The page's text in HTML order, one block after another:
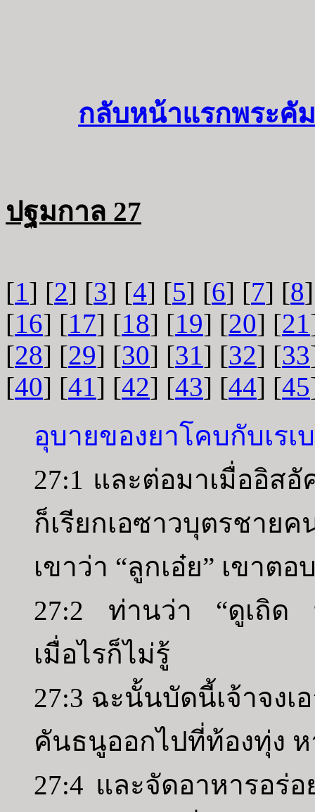
กลับหน้าแรกพระคั
ปฐมกาล 27
[1] [2] [3] [4] [5] [6] [7] [8
[16] [17] [18] [19] [20] [21
[28] [29] [30] [31] [32] [33
[40] [41] [42] [43] [44] [45
อุบายของยาโคบกับเรเ
27:1 และต่อมาเมื่ออิส
ก็เรียกเอซาวบุตรชาย
เขาว่า “ลูกเอ๋ย” เขาต
27:2 ท่านว่า “ดูเถิด
เมื่อไรก็ไม่รู้
27:3 ฉะนั้นบัดนี้เจ้าจงเ
คันธนูออกไปที่ท้องทุ่ง
27:4 และจัดอาหารอร่